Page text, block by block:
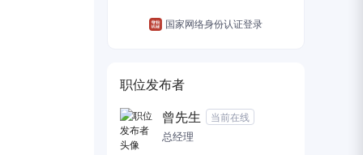
国家网络身份认证登录
职位发布者
曾先生
当前在线
总经理